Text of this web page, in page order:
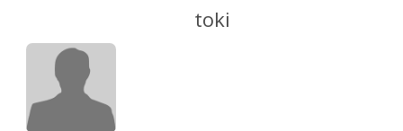
toki